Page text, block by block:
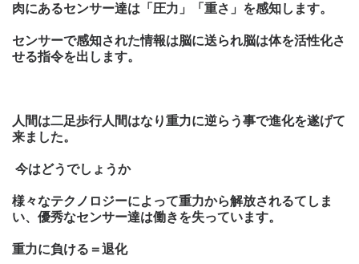
肉にあるセンサー達は「圧力」「重さ」を感知します。
センサーで感知された情報は脳に送られ脳は体を活性化さ
せる指令を出します。
人間は二足歩行人間はなり重力に逆らう事で進化を遂げて
来ました。
今はどうでしょうか
様々なテクノロジーによって重力から解放されるてしま
い、優秀なセンサー達は働きを失っています。
重力に負ける＝退化